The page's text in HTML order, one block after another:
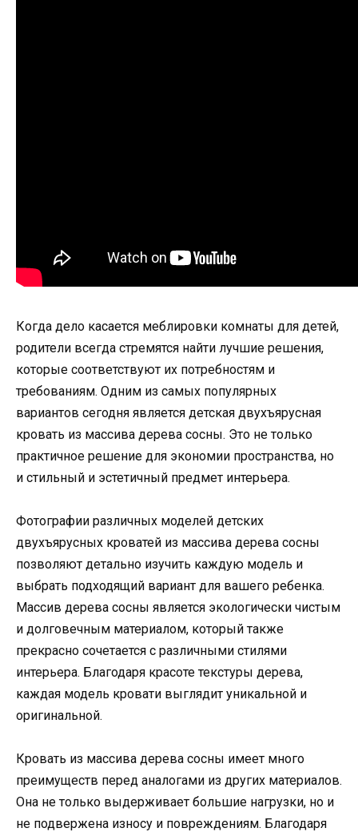
Когда дело касается меблировки комнаты для детей,
родители всегда стремятся найти лучшие решения,
которые соответствуют их потребностям и
требованиям. Одним из самых популярных
вариантов сегодня является детская двухъярусная
кровать из массива дерева сосны. Это не только
практичное решение для экономии пространства, но
и стильный и эстетичный предмет интерьера.
Фотографии различных моделей детских
двухъярусных кроватей из массива дерева сосны
позволяют детально изучить каждую модель и
выбрать подходящий вариант для вашего ребенка.
Массив дерева сосны является экологически чистым
и долговечным материалом, который также
прекрасно сочетается с различными стилями
интерьера. Благодаря красоте текстуры дерева,
каждая модель кровати выглядит уникальной и
оригинальной.
Кровать из массива дерева сосны имеет много
преимуществ перед аналогами из других материалов.
Она не только выдерживает большие нагрузки, но и
не подвержена износу и повреждениям. Благодаря